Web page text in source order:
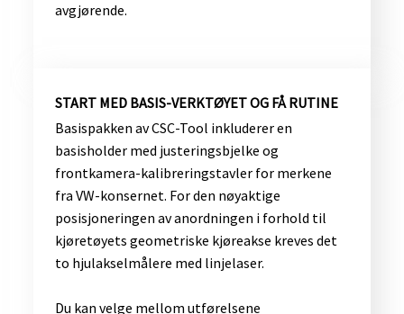
avgjørende.
​START MED BASIS-VERKTØYET OG FÅ RUTINE
Basispakken av CSC-Tool inkluderer en
basisholder med justeringsbjelke og
frontkamera-kalibreringstavler for merkene
fra VW-konsernet. For den nøyaktige
posisjoneringen av anordningen i forhold til
kjøretøyets geometriske kjøreakse kreves det
to hjulakselmålere med linjelaser.
Du kan velge mellom utførelsene